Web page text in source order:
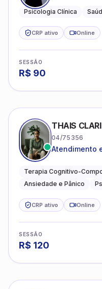
emocional
Psicologia Clínica
CRP ativo Online
SESSÃO
R$ 90
THAIS
04/75356
Atendimento
excessiva
Terapia Cognitivo-
Ansiedade e Pânico
CRP ativo Online
SESSÃO
R$ 120